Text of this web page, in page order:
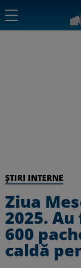
ȘTIRI INTERNE
Ziua
2025.
600
caldă